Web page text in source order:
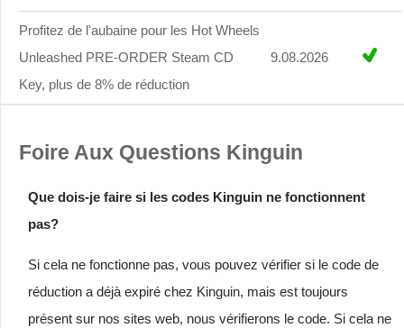
Profitez de l'aubaine pour les Hot Wheels
Unleashed PRE-ORDER Steam CD
Key, plus de 8% de réduction
9.08.2026
Foire Aux Questions Kinguin
Que dois-je faire si les codes Kinguin ne fonctionnent
pas?
Si cela ne fonctionne pas, vous pouvez vérifier si le code de
réduction a déjà expiré chez Kinguin, mais est toujours
présent sur nos sites web, nous vérifierons le code. Si cela ne